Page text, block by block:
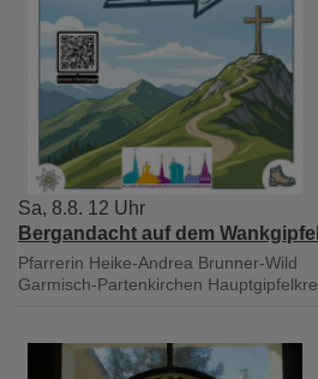
Sa, 8.8. 12 Uhr
Bergandacht auf dem Wankgipfel
Pfarrerin Heike-Andrea Brunner-Wild
Garmisch-Partenkirchen